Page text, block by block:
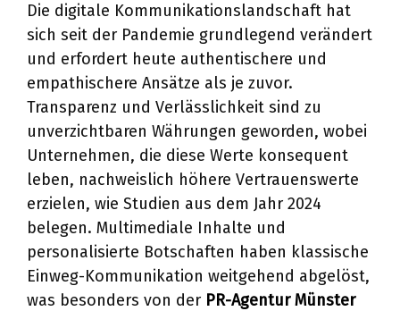
Die digitale Kommunikationslandschaft hat
sich seit der Pandemie grundlegend verändert
und erfordert heute authentischere und
empathischere Ansätze als je zuvor.
Transparenz und Verlässlichkeit sind zu
unverzichtbaren Währungen geworden, wobei
Unternehmen, die diese Werte konsequent
leben, nachweislich höhere Vertrauenswerte
erzielen, wie Studien aus dem Jahr 2024
belegen. Multimediale Inhalte und
personalisierte Botschaften haben klassische
Einweg-Kommunikation weitgehend abgelöst,
was besonders von der PR-Agentur Münster